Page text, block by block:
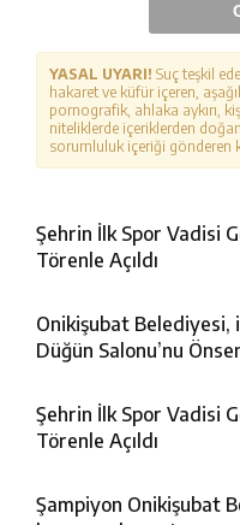
YASAL UYARI! Suç teşkil
hakaret ve küfür içeren,
pornografik, ahlaka aykırı,
niteliklerde içeriklerden
sorumluluk içeriği gönderen
Şehrin İlk Spor Vadisi
Törenle Açıldı
Onikişubat Belediyesi,
Düğün Salonu’nu
Şehrin İlk Spor Vadisi
Törenle Açıldı
Şampiyon Onikişubat